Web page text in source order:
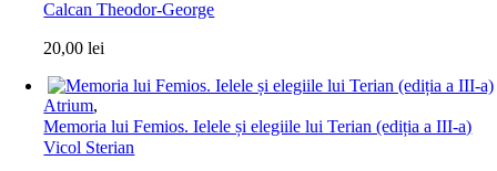
Calcan Theodor-George
20,00lei
Atrium,
Memoria lui Femios. Ielele și elegiile lui Terian (ediția a III-a)
Vicol Sterian